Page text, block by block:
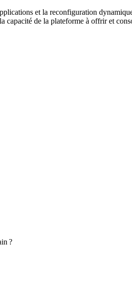
et la reconfiguration
capacité de la plateforme à offrir et
?